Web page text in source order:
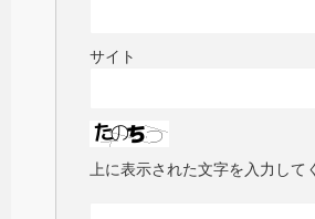
サイト
上に表示された文字を入力して